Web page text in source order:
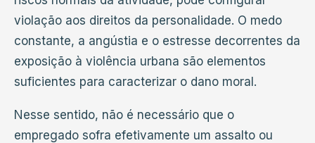
violação aos direitos da personalidade. O medo
constante, a angústia e o estresse decorrentes da
exposição à violência urbana são elementos
suficientes para caracterizar o dano moral.
Nesse sentido, não é necessário que o
empregado sofra efetivamente um assalto ou